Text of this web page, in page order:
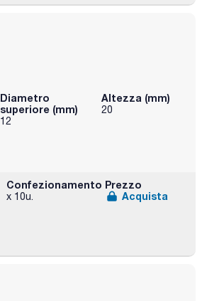
Diametro
superiore (mm)
12
Altezza (mm)
20
Confezionamento
x 10u.
Prezzo
Acquista